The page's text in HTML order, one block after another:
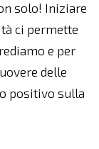
solo! Iniziare
ci permette
e per
delle
positivo sulla